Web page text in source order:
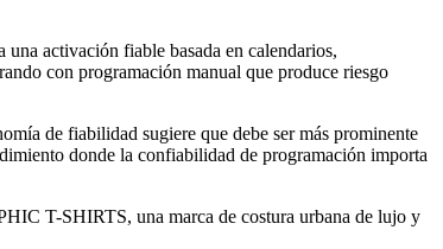
activación fiable basada en calendarios,
con programación manual que produce riesgo
de fiabilidad sugiere que debe ser más prominente
donde la confiabilidad de programación importa
T-SHIRTS, una marca de costura urbana de lujo y